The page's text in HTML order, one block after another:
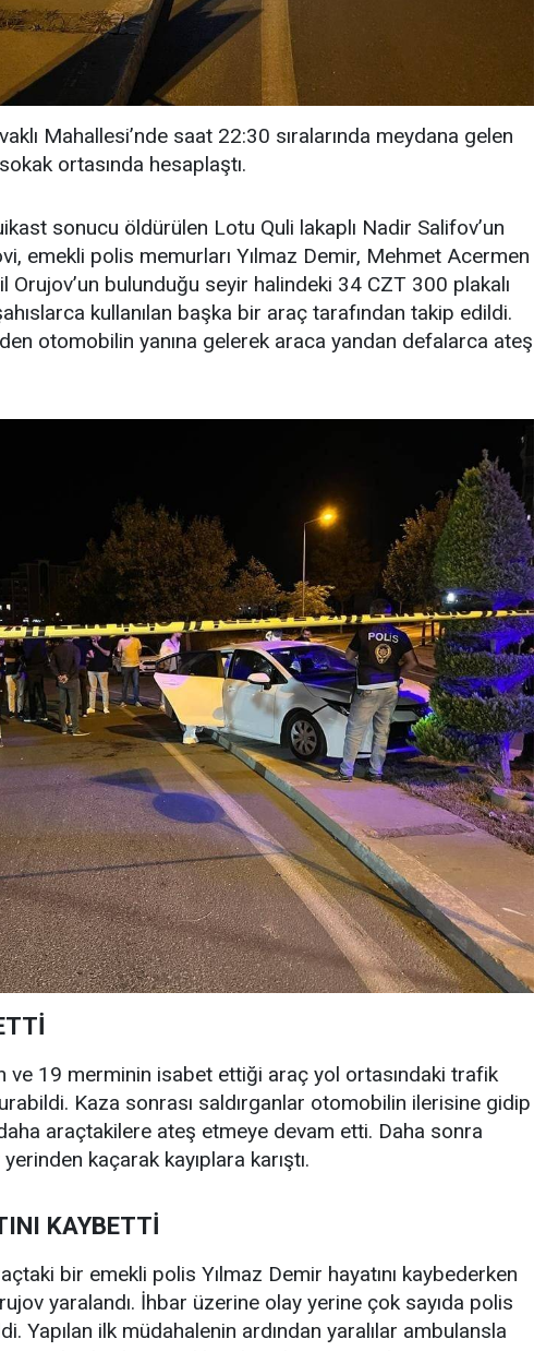
Mahallesi’nde saat 22:30 sıralarında meydana gelen
ortasında hesaplaştı.
sonucu öldürülen Lotu Quli lakaplı Nadir Salifov’un
emekli polis memurları Yılmaz Demir, Mehmet Acermen
bulunduğu seyir halindeki 34 CZT 300 plakalı
kullanılan başka bir araç tarafından takip edildi.
otomobilin yanına gelerek araca yandan defalarca ateş
ve 19 merminin isabet ettiği araç yol ortasındaki trafik
Kaza sonrası saldırganlar otomobilin ilerisine gidip
araçtakilere ateş etmeye devam etti. Daha sonra
kaçarak kayıplara karıştı.
KAYBETTİ
bir emekli polis Yılmaz Demir hayatını kaybederken
yaralandı. İhbar üzerine olay yerine çok sayıda polis
Yapılan ilk müdahalenin ardından yaralılar ambulansla